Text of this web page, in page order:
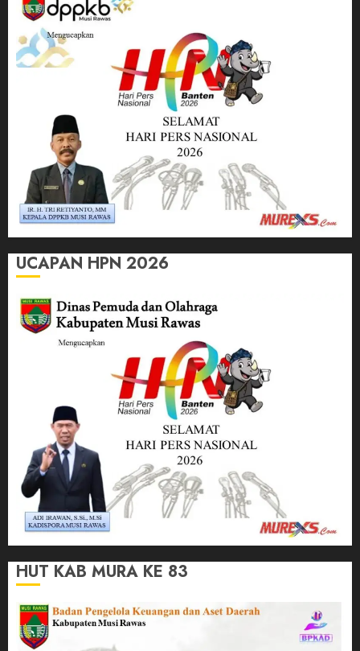
UCAPAN HPN 2026
HUT KAB MURA KE 83